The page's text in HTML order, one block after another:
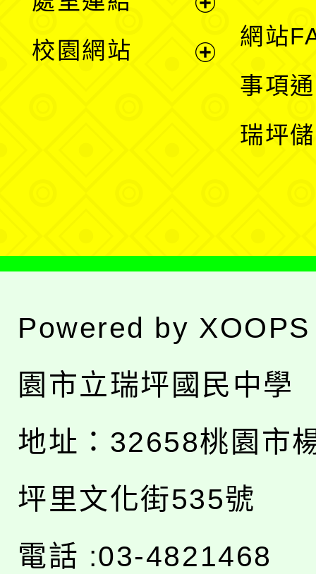
單
校園網站
網站
事項
瑞坪
Powered by XOOPS
園市立瑞坪國民中學
地址： 32658桃園市
坪里文化街535號
電話 :03-4821468